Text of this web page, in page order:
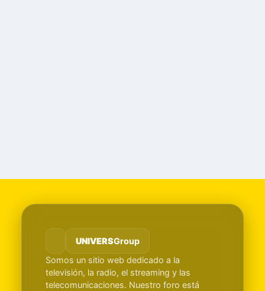
UNIVERSGroup
Somos un sitio web dedicado a la
televisión, la radio, el streaming y las
telecomunicaciones. Nuestro foro está